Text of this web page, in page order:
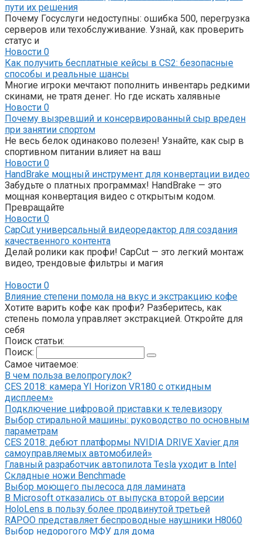
пути их решения
Почему Госуслуги недоступны: ошибка 500, перегрузка
серверов или техобслуживание. Узнай, как проверить
статус и
Новости 0
Как получить бесплатные кейсы в CS2: безопасные
способы и реальные шансы
Многие игроки мечтают пополнить инвентарь редкими
скинами, не тратя денег. Но где искать халявные
Новости 0
Почему вызревший и консервированный сыр вреден
при занятии спортом
Не весь белок одинаково полезен! Узнайте, как сыр в
спортивном питании влияет на ваш
Новости 0
HandBrake мощный инструмент для конвертации видео
Забудьте о платных программах! HandBrake — это
мощная конвертация видео с открытым кодом.
Превращайте
Новости 0
CapCut универсальный видеоредактор для создания
качественного контента
Делай ролики как профи! CapCut — это легкий монтаж
видео, трендовые фильтры и магия
Новости 0
Влияние степени помола на вкус и экстракцию кофе
Хотите варить кофе как профи? Разберитесь, как
степень помола управляет экстракцией. Откройте для
себя
Поиск статьи:
Поиск:
Самое читаемое:
В чем польза велопрогулок?
CES 2018: камера YI Horizon VR180 с откидным
дисплеем»
Подключение цифровой приставки к телевизору
Выбор стиральной машины: руководство по основным
параметрам
CES 2018: дебют платформы NVIDIA DRIVE Xavier для
самоуправляемых автомобилей»
Главный разработчик автопилота Tesla уходит в Intel
Складные ножи Benchmade
Выбор моющего пылесоса для ламината
В Microsoft отказались от выпуска второй версии
HoloLens в пользу более продвинутой третьей
RAPOO представляет беспроводные наушники H8060
Выбор недорогого МФУ для дома